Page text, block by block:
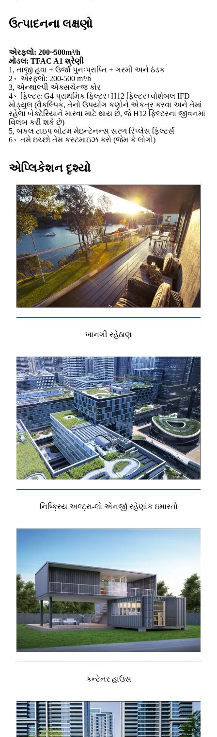
ઉત્પાદનના લક્ષણો
એરફ્લો: 200~500m³/h
મોડલ: TFAC A1 શ્રેણી
1, તાજી હવા + ઉર્જા પુનઃપ્રાપ્તિ + ગરમી અને ઠંડક
2、એરફ્લો: 200-500 m³/h
3, એન્થાલ્પી એક્સચેન્જ કોર
4、ફિલ્ટર: G4 પ્રાથમિક ફિલ્ટર+H12 ફિલ્ટર+વોશેબલ IFD
મોડ્યુલ (વૈકલ્પિક, તેનો ઉપયોગ કણોને એકત્ર કરવા અને તેમાં
રહેલા બેક્ટેરિયાને મારવા માટે થાય છે, જે H12 ફિલ્ટરના જીવનમાં
વિલંબ કરી શકે છે)
5, બકલ ટાઇપ બોટમ મેઇન્ટેનન્સ સરળ રિપ્લેસ ફિલ્ટર્સ
6、તમે ઇચ્છો તેમ કસ્ટમાઇઝ કરો (જેમ કે લોગો)
એપ્લિકેશન દૃશ્યો
ખાનગી રહેઠાણ
નિષ્ક્રિય અલ્ટ્રા-લો એનર્જી રહેણાંક ઇમારતો
કન્ટેનર હાઉસ